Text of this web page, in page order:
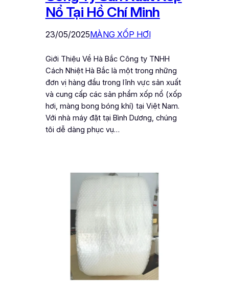
Nổ Tại Hồ Chí Minh
23/05/2025MÀNG XỐP HƠI
Giới Thiệu Về Hà Bắc Công ty TNHH
Cách Nhiệt Hà Bắc là một trong những
đơn vị hàng đầu trong lĩnh vực sản xuất
và cung cấp các sản phẩm xốp nổ (xốp
hơi, màng bong bóng khí) tại Việt Nam.
Với nhà máy đặt tại Bình Dương, chúng
tôi dễ dàng phục vụ…